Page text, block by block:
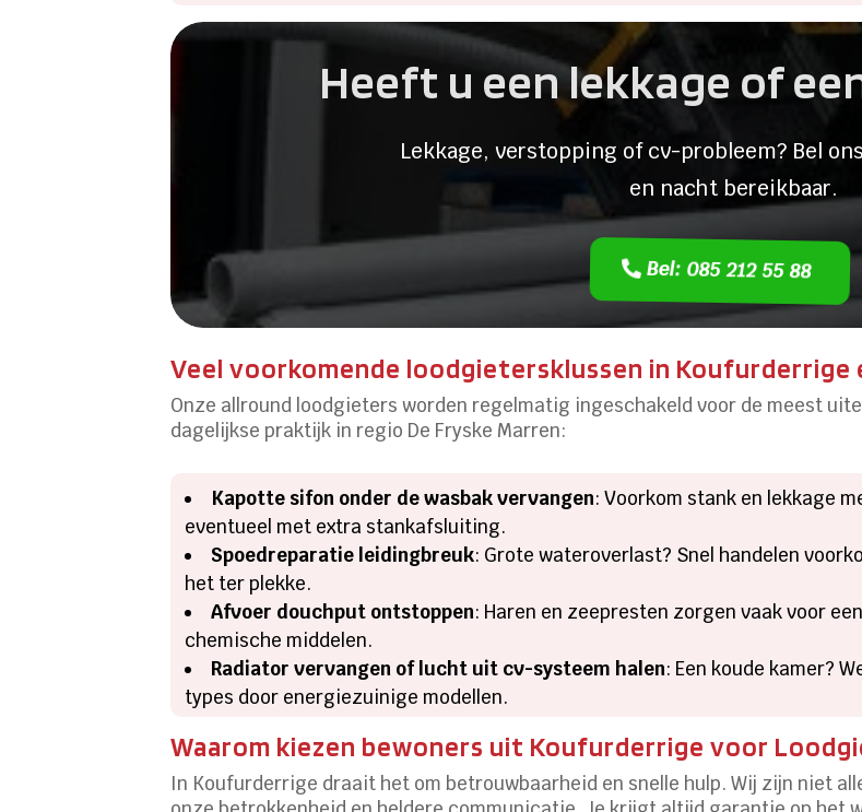
Heeft u een lekkage of
Lekkage, verstopping of cv-probleem? Bel
en nacht bereikbaar.
Bel: 085 212 55 88
Veel voorkomende loodgietersklussen in Koufurderrige
Onze allround loodgieters worden regelmatig ingeschakeld voor de meest
dagelijkse praktijk in regio De Fryske Marren:
Kapotte sifon onder de wasbak vervangen: Voorkom stank en lekkage
eventueel met extra stankafsluiting.
Spoedreparatie leidingbreuk: Grote wateroverlast? Snel handelen
het ter plekke.
Afvoer douchput ontstoppen: Haren en zeepresten zorgen vaak voor
chemische middelen.
Radiator vervangen of lucht uit cv-systeem halen: Een koude kamer?
types door energiezuinige modellen.
Waarom kiezen bewoners uit Koufurderrige voor
In Koufurderrige draait het om betrouwbaarheid en snelle hulp. Wij zijn niet